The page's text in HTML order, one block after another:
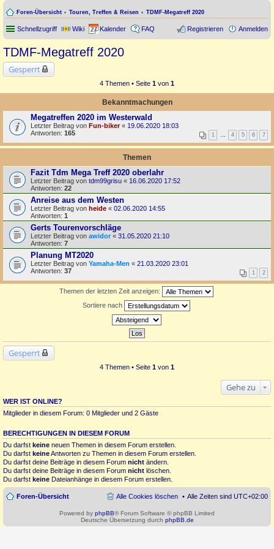
Foren-Übersicht Touren, Treffen & Reisen TDMF-Megatreff 2020
Schnellzugriff Wiki Kalender FAQ Anmelden
Registrieren
TDMF-Megatreff 2020
Gesperrt
4 Themen • Seite 1 von 1
Bekanntmachungen
Megatreffen 2020 im Westerwald
Letzter Beitrag von Fun-biker« 19.06.2020 18:03
Antworten: 165 1 … 4 5 6 7
Themen
Fazit Tdm Mega Treff 2020 oberlahr
Letzter Beitrag von tdm99grisu « 16.06.2020 17:52
Antworten: 22
Anreise aus dem Westen
Letzter Beitrag von heide « 02.06.2020 14:55
Antworten: 1
Gerts Tourenvorschläge
Letzter Beitrag von awidor « 31.05.2020 21:10
Antworten: 7
Planung MT2020
Letzter Beitrag von Yamaha-Men « 21.03.2020 23:01
Antworten: 37 1 2
Themen der letzten Zeit anzeigen:
Sortiere nach
Gesperrt
4 Themen • Seite 1 von 1
Gehe zu
WER IST ONLINE?
Mitglieder in diesem Forum: 0 Mitglieder und 2 Gäste
BERECHTIGUNGEN IN DIESEM FORUM
Du darfst keine neuen Themen in diesem Forum erstellen.
Du darfst keineAntworten zu Themen in diesem Forum erstellen.
Du darfst deine Beiträge in diesem Forum nicht ändern.
Du darfst deine Beiträge in diesem Forum nicht löschen.
Du darfst keine Dateianhänge in diesem Forum erstellen.
Foren-Übersicht Alle Zeiten sind UTC+02:00
Alle Cookies löschen
Powered by phpBB® Forum Software © phpBB Limited
Deutsche Übersetzung durch phpBB.de